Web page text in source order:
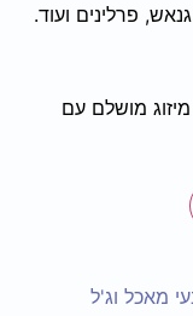
פרלינים ועוד.
מושלם עם
מאכל וג'ל